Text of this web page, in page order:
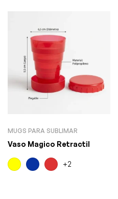
MUGS PARA SUBLIMAR
Vaso Magico Retractil
+2